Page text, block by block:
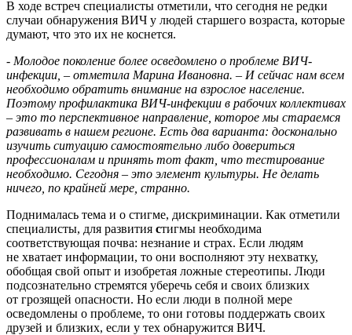
В ходе встреч специалисты отметили, что сегодня не редки
случаи обнаружения ВИЧ у людей старшего возраста, которые
думают, что это их не коснется.
- Молодое поколение более осведомлено о проблеме ВИЧ-
инфекции, – отметила Марина Ивановна. – И сейчас нам всем
необходимо обратить внимание на взрослое население.
Поэтому профилактика ВИЧ-инфекции в рабочих коллективах
– это то перспективное направление, которое мы стараемся
развивать в нашем регионе. Есть два варианта: досконально
изучить ситуацию самостоятельно либо довериться
профессионалам и принять тот факт, что тестирование
необходимо. Сегодня – это элемент культуры. Не делать
ничего, по крайней мере, странно.
Поднималась тема и о стигме, дискриминации. Как отметили
специалисты, для развития стигмы необходима
соответствующая почва: незнание и страх. Если людям
не хватает информации, то они восполняют эту нехватку,
обобщая свой опыт и изобретая ложные стереотипы. Люди
подсознательно стремятся уберечь себя и своих близких
от грозящей опасности. Но если люди в полной мере
осведомлены о проблеме, то они готовы поддержать своих
друзей и близких, если у тех обнаружится ВИЧ.